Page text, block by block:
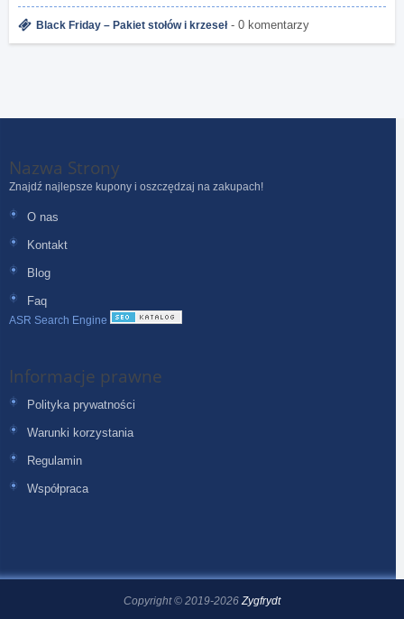
Black Friday – Pakiet stołów i krzeseł- 0 komentarzy
Nazwa Strony
Znajdź najlepsze kupony i oszczędzaj na zakupach!
O nas
Kontakt
Blog
Faq
ASR Search Engine
Informacje prawne
Polityka prywatności
Warunki korzystania
Regulamin
Współpraca
Copyright © 2019-2026 Zygfrydt